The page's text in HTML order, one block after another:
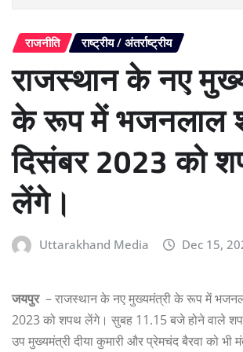
राजनीति राष्ट्रीय / अंतर्राष्ट्रीय
राजस्थान के नए
के रूप में भजनलाल
दिसंबर 2023 को
लेंगे।
Uttarakhand Media Dec 15,
जयपुर – राजस्थान के नए मुख्यमंत्री के रूप में
2023 को शपथ लेंगे। सुबह 11.15 बजे होने वाले
उप मुख्यमंत्री दीया कुमारी और प्रेमचंद बैरवा को